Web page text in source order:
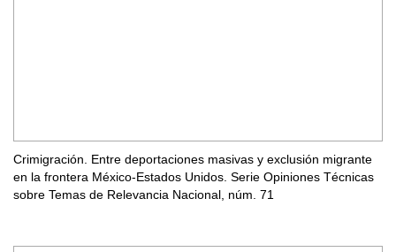
Crimigración. Entre deportaciones masivas y exclusión migrante
en la frontera México-Estados Unidos. Serie Opiniones Técnicas
sobre Temas de Relevancia Nacional, núm. 71